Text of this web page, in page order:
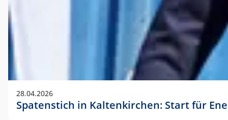
28.04.2026
Spatenstich in Kaltenkirchen: Start für